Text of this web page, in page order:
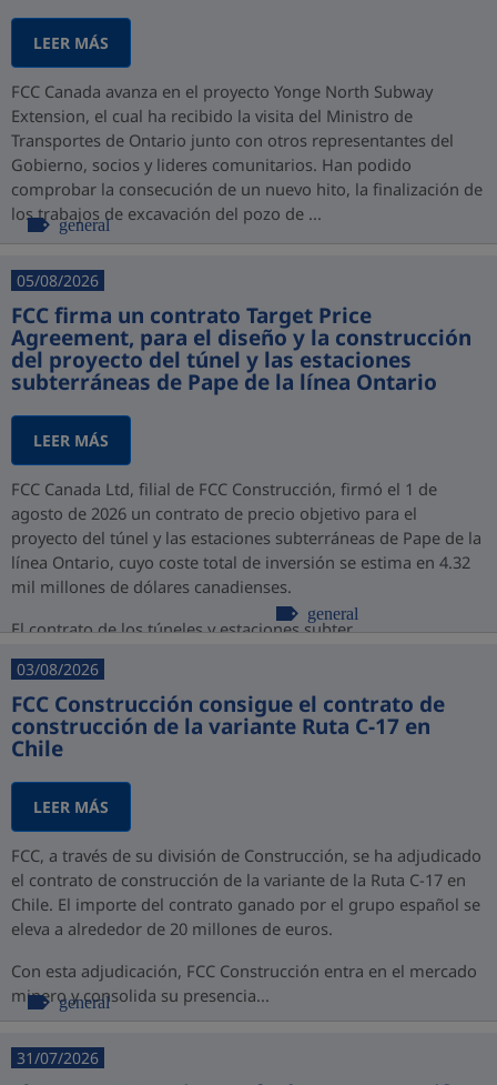
LEER MÁS
FCC Canada avanza en el proyecto Yonge North Subway
Extension, el cual ha recibido la visita del Ministro de
Transportes de Ontario junto con otros representantes del
Gobierno, socios y lideres comunitarios. Han podido
comprobar la consecución de un nuevo hito, la finalización de
los trabajos de excavación del pozo de ...
general
05/08/2026
FCC firma un contrato Target Price
Agreement, para el diseño y la construcción
del proyecto del túnel y las estaciones
subterráneas de Pape de la línea Ontario
LEER MÁS
FCC Canada Ltd, filial de FCC Construcción, firmó el 1 de
agosto de 2026 un contrato de precio objetivo para el
proyecto del túnel y las estaciones subterráneas de Pape de la
línea Ontario, cuyo coste total de inversión se estima en 4.32
mil millones de dólares canadienses.
El contrato de los túneles y estaciones subter...
general
03/08/2026
FCC Construcción consigue el contrato de
construcción de la variante Ruta C-17 en
Chile
LEER MÁS
FCC, a través de su división de Construcción, se ha adjudicado
el contrato de construcción de la variante de la Ruta C-17 en
Chile. El importe del contrato ganado por el grupo español se
eleva a alrededor de 20 millones de euros.
Con esta adjudicación, FCC Construcción entra en el mercado
minero y consolida su presencia...
general
31/07/2026